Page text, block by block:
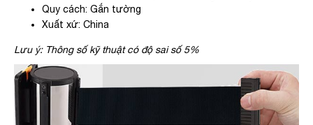
Quy cách: Gắn tường
Xuất xứ: China
Lưu ý: Thông số kỹ thuật có độ sai số 5%